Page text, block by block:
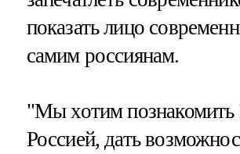
показать лицо
самим россиянам.
"Мы хотим познакомить
Россией, дать